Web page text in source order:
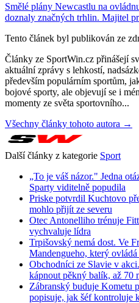
Smělé plány Newcastlu na
doznaly značných trhlin. Majitel
Tento článek byl publikován ze
Články ze SportWin.cz přinášejí
aktuální zprávy s lehkostí,
především populárním sportům,
bojové sporty, ale objevují se i
momenty ze světa sportovního...
Všechny články tohoto autora →
Další články z kategorie Sport
„To je váš názor." Jedna
Sparty viditelně popudila
Priske potvrdil Kuchtovo
mohlo přijít ze severu
Otec Antonelliho trénuje
vychvaluje lídra
Trpišovský nemá dost. Ve
Mandengueho, který
Obchodníci ze Slavie v
kápnout pěkný balík, až 70
Zábranský buduje Kometu
popisuje, jak šéf kontroluje